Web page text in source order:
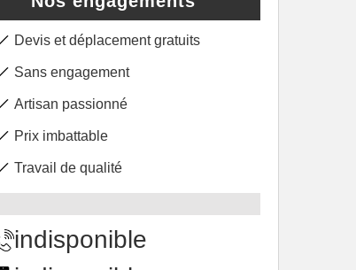
Devis et déplacement gratuits
Sans engagement
Artisan passionné
Prix imbattable
Travail de qualité
indisponible